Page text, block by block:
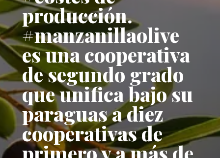
producción.
#manzanillaolive
es una cooperativa
de segundo grado
que unifica bajo su
paraguas a diez
cooperativas de